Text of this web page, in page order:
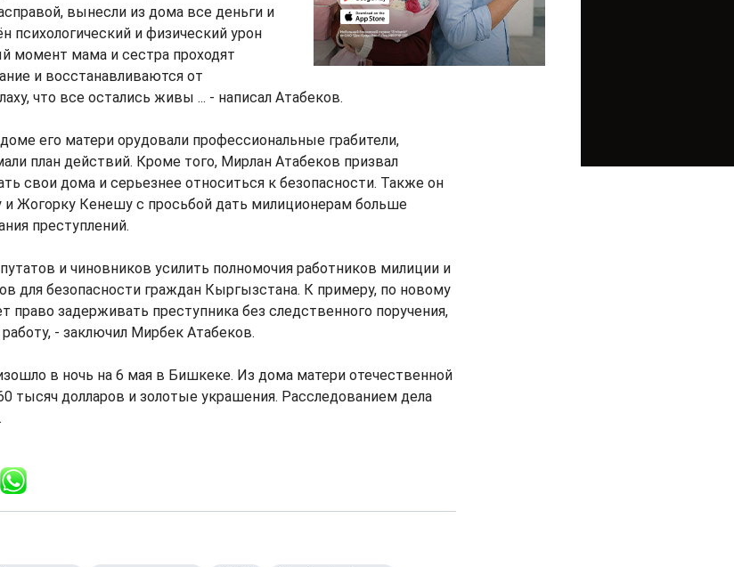
вынесли из дома все деньги и
психологический и физический урон
момент мама и сестра проходят
и восстанавливаются от
что все остались живы ... - написал Атабеков.
его матери орудовали профессиональные грабители,
план действий. Кроме того, Мирлан Атабеков призвал
свои дома и серьезнее относиться к безопасности. Также он
и Жогорку Кенешу с просьбой дать милиционерам больше
преступлений.
и чиновников усилить полномочия работников милиции и
для безопасности граждан Кыргызстана. К примеру, по новому
право задерживать преступника без следственного поручения,
- заключил Мирбек Атабеков.
в ночь на 6 мая в Бишкеке. Из дома матери отечественной
тысяч долларов и золотые украшения. Расследованием дела